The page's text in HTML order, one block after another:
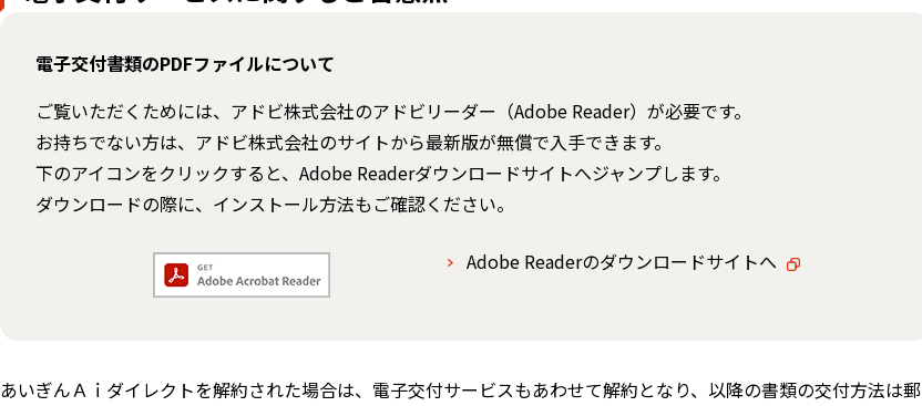
電子交付書類のPDFファイルについて
ご覧いただくためには、アドビ株式会社のアドビリーダー（Adobe Reader）が必要です。
お持ちでない方は、アドビ株式会社のサイトから最新版が無償で入手できます。
下のアイコンをクリックすると、Adobe Readerダウンロードサイトへジャンプします。
ダウンロードの際に、インストール方法もご確認ください。
Adobe Readerのダウンロードサイトへ
あいぎんＡｉダイレクトを解約された場合は、電子交付サービスもあわせて解約となり、以降の書類の交付方法は郵